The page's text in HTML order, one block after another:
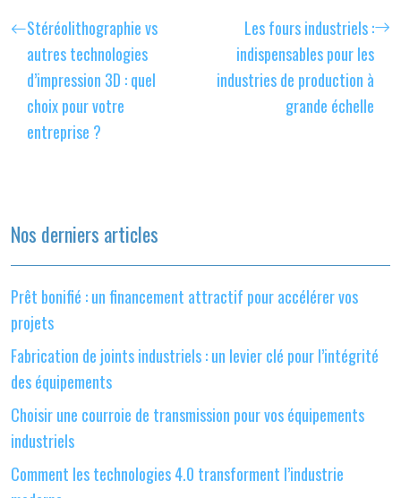
Stéréolithographie vs
autres technologies
d’impression 3D : quel
choix pour votre
entreprise ?
Les fours industriels :
indispensables pour les
industries de production à
grande échelle
Nos derniers articles
Prêt bonifié : un financement attractif pour accélérer vos
projets
Fabrication de joints industriels : un levier clé pour l’intégrité
des équipements
Choisir une courroie de transmission pour vos équipements
industriels
Comment les technologies 4.0 transforment l’industrie